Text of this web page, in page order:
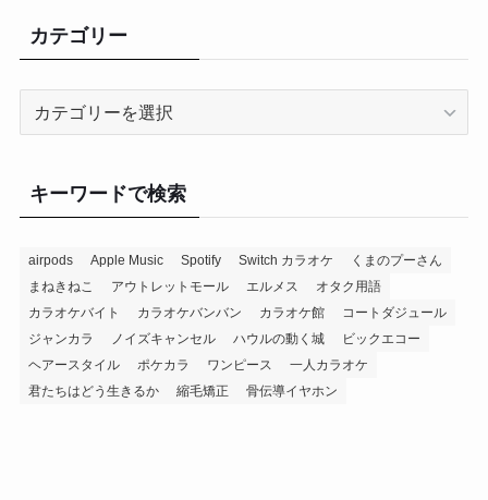
カテゴリー
キーワードで検索
airpods Apple Music Spotify Switch カラオケ
くまのプーさん
まねきねこ
アウトレットモール エルメス
オタク用語
カラオケバイト
カラオケバンバン カラオケ館
コートダジュール
ジャンカラ
ノイズキャンセル ハウルの動く城
ビックエコー
ヘアースタイル
ポケカラ ワンピース
一人カラオケ
君たちはどう生きるか
縮毛矯正 骨伝導イヤホン